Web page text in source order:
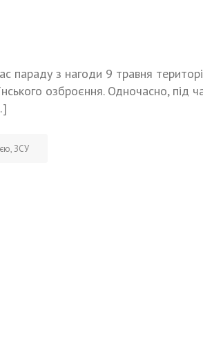
параду з нагоди 9 травня
озброєння. Одночасно, під
,ЗСУ